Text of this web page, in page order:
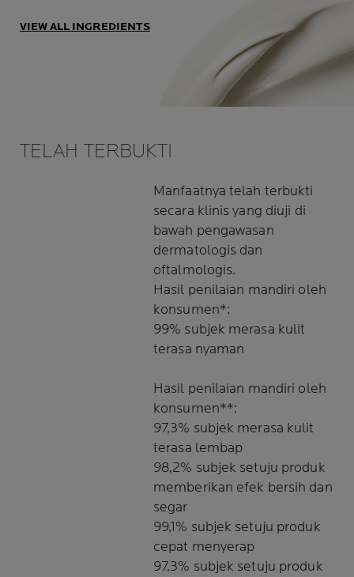
VIEW ALL INGREDIENTS
TELAH TERBUKTI
Manfaatnya telah terbukti
secara klinis yang diuji di
bawah pengawasan
dermatologis dan
oftalmologis.
Hasil penilaian mandiri oleh
konsumen*:
99% subjek merasa kulit
terasa nyaman
Hasil penilaian mandiri oleh
konsumen**:
97,3% subjek merasa kulit
terasa lembap
98,2% subjek setuju produk
memberikan efek bersih dan
segar
99,1% subjek setuju produk
cepat menyerap
97,3% subjek setuju produk